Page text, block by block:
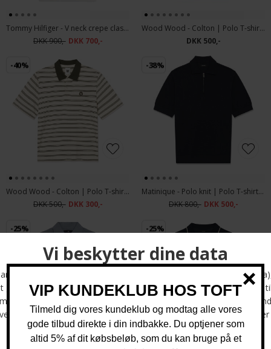
Tommy Hilfiger - V neck crepe classic polo | Polo T-shurt Ivory Petal
DKK 900,- DKK 700,-
Wood Wood - Colton | Polo T-shirt Eden Stripe
DKK 500,-
-40%
Wood Wood - Colton | Polo T-shirt Silver Birch
DKK 500,- DKK 300,-
-38%
Matinique - Polo knit | Polo T-shirt Dark Navy
DKK 800,- DKK 500,-
-25% -25%